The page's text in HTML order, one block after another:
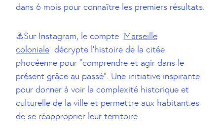
dans 6 mois pour connaître les premiers résultats.
⚓Sur Instagram, le compte Marseille
coloniale décrypte l’histoire de la citée
phocéenne pour “comprendre et agir dans le
présent grâce au passé”. Une initiative inspirante
pour donner à voir la complexité historique et
culturelle de la ville et permettre aux habitant.es
de se réapproprier leur territoire.